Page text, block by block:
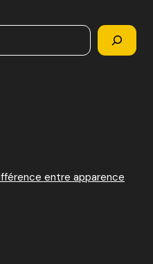
r
entre apparence